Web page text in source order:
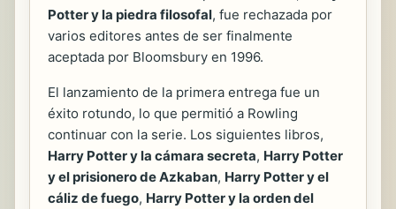
Potter y la piedra filosofal, fue rechazada por
varios editores antes de ser finalmente
aceptada por Bloomsbury en 1996.
El lanzamiento de la primera entrega fue un
éxito rotundo, lo que permitió a Rowling
continuar con la serie. Los siguientes libros,
Harry Potter y la cámara secreta, Harry Potter
y el prisionero de Azkaban, Harry Potter y el
cáliz de fuego, Harry Potter y la orden del